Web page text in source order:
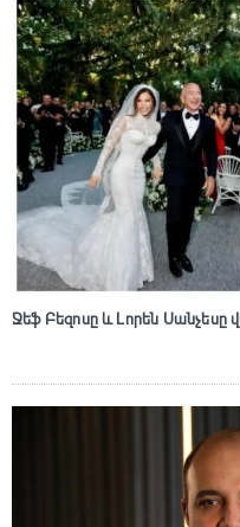
Ջեֆ Բեզոսը և Լորեն